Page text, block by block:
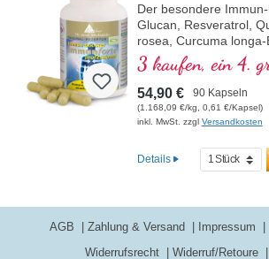
Der besondere
Glucan, Resveratrol,
rosea, Curcuma longa-
und Piperin-Extrakt.
C, Selen und Zink
normalen Funktion des
bei.
3 kaufen, ein 4.
54,90 € 90 Kapseln
(1.168,09 €/kg, 0,61 €/Kapsel)
inkl. MwSt. zzgl Versandkosten
Details
AGB Zahlung & Versand Impressum
Widerrufsrecht
Widerruf/Retoure